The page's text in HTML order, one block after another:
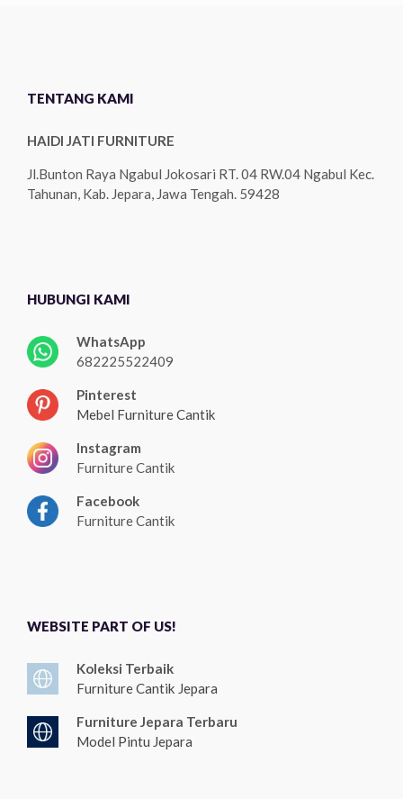
TENTANG KAMI
HAIDI JATI FURNITURE
Jl.Bunton Raya Ngabul Jokosari RT. 04 RW.04 Ngabul Kec.
Tahunan, Kab. Jepara, Jawa Tengah. 59428
HUBUNGI KAMI
WhatsApp
682225522409
Pinterest
Mebel Furniture Cantik
Instagram
Furniture Cantik
Facebook
Furniture Cantik
WEBSITE PART OF US!
Koleksi Terbaik
Furniture Cantik Jepara
Furniture Jepara Terbaru
Model Pintu Jepara